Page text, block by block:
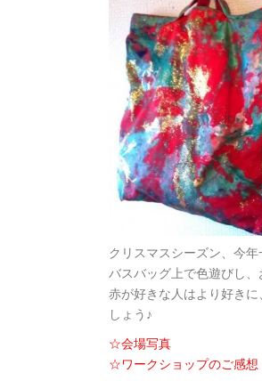
クリスマスシーズン、今
バスバッグ上で色遊びし、
赤が好きな人はより好き
しょう♪
☆会場写真
☆ワークショップのご感想